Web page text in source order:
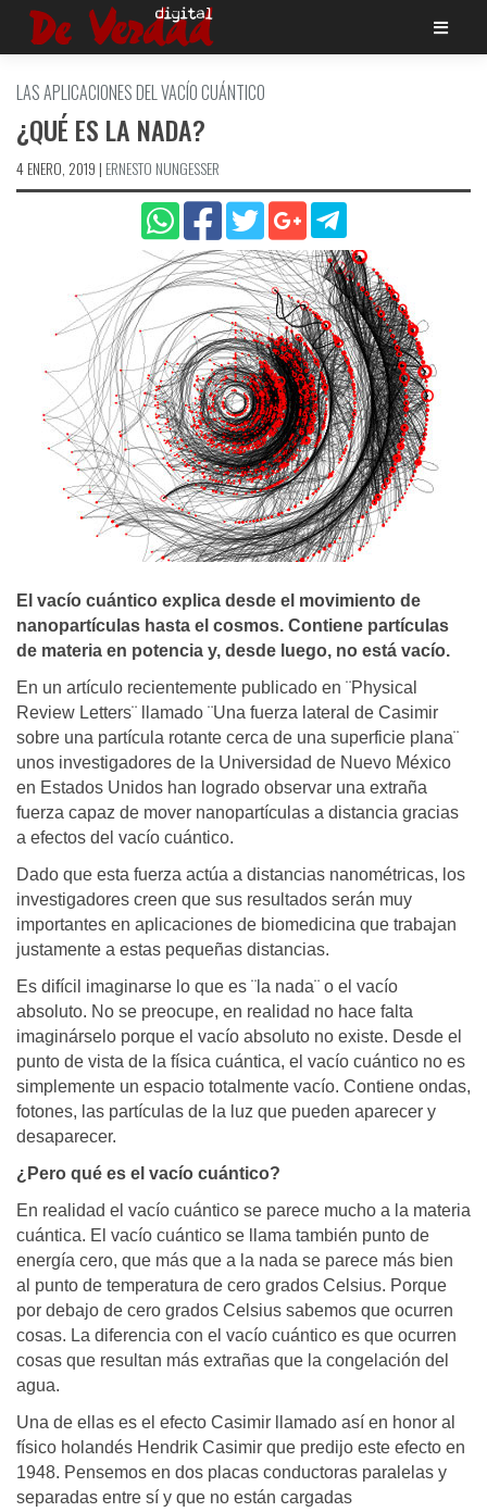
Saltar
LAS APLICACIONES DEL VACÍO CUÁNTICO
¿QUÉ ES LA NADA?
4 ENERO, 2019 | ERNESTO NUNGESSER
El vacío cuántico explica desde el movimiento de
nanopartículas hasta el cosmos. Contiene partículas
de materia en potencia y, desde luego, no está vacío.
En un artículo recientemente publicado en ¨Physical
Review Letters¨ llamado ¨Una fuerza lateral de Casimir
sobre una partícula rotante cerca de una superficie plana¨
unos investigadores de la Universidad de Nuevo México
en Estados Unidos han logrado observar una extraña
fuerza capaz de mover nanopartículas a distancia gracias
a efectos del vacío cuántico.
Dado que esta fuerza actúa a distancias nanométricas, los
investigadores creen que sus resultados serán muy
importantes en aplicaciones de biomedicina que trabajan
justamente a estas pequeñas distancias.
Es difícil imaginarse lo que es ¨la nada¨ o el vacío
absoluto. No se preocupe, en realidad no hace falta
imaginárselo porque el vacío absoluto no existe. Desde el
punto de vista de la física cuántica, el vacío cuántico no es
simplemente un espacio totalmente vacío. Contiene ondas,
fotones, las partículas de la luz que pueden aparecer y
desaparecer.
¿Pero qué es el vacío cuántico?
En realidad el vacío cuántico se parece mucho a la materia
cuántica. El vacío cuántico se llama también punto de
energía cero, que más que a la nada se parece más bien
al punto de temperatura de cero grados Celsius. Porque
por debajo de cero grados Celsius sabemos que ocurren
cosas. La diferencia con el vacío cuántico es que ocurren
cosas que resultan más extrañas que la congelación del
agua.
Una de ellas es el efecto Casimir llamado así en honor al
físico holandés Hendrik Casimir que predijo este efecto en
1948. Pensemos en dos placas conductoras paralelas y
separadas entre sí y que no están cargadas